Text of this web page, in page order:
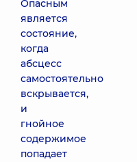
Опасным
является
состояние,
когда
абсцесс
самостоятельно
вскрывается,
и
гнойное
содержимое
попадает